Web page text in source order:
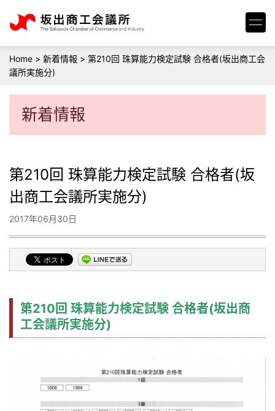
Home > 新着情報 > 第210回 珠算能力検定試験 合格者(坂出商工会
議所実施分)
新着情報
第210回 珠算能力検定試験 合格者(坂
出商工会議所実施分)
2017年06月30日
第210回 珠算能力検定試験 合格者(坂出商
工会議所実施分)